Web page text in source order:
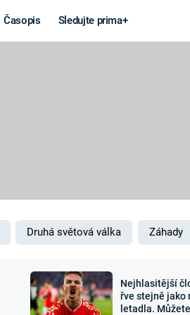
Časopis Sledujte prima+
MARS
Záhady a
Druhá světová válka Záhady
Nejhlasitější
řve stejně jako
letadla.